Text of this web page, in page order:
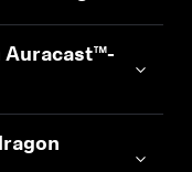
Auracast™-